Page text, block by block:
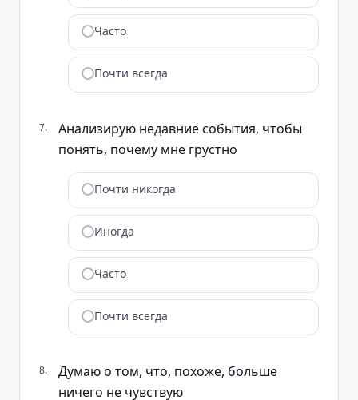
Часто
Почти всегда
7.
Анализирую недавние события, чтобы
понять, почему мне грустно
Почти никогда
Иногда
Часто
Почти всегда
8.
Думаю о том, что, похоже, больше
ничего не чувствую